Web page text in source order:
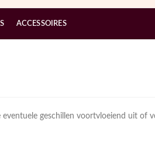
ACCESSOIRES
geschillen voortvloeiend uit of